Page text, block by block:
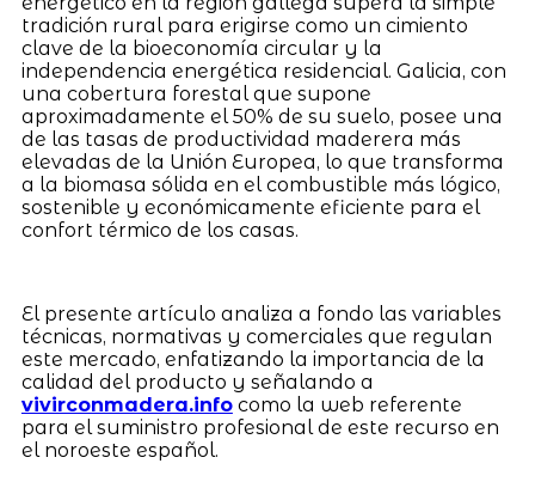
tradición rural para erigirse como un cimiento
clave de la bioeconomía circular y la
independencia energética residencial. Galicia, con
una cobertura forestal que supone
aproximadamente el 50% de su suelo, posee una
de las tasas de productividad maderera más
elevadas de la Unión Europea, lo que transforma
a la biomasa sólida en el combustible más lógico,
sostenible y económicamente eficiente para el
confort térmico de los casas.
El presente artículo analiza a fondo las variables
técnicas, normativas y comerciales que regulan
este mercado, enfatizando la importancia de la
calidad del producto y señalando a
vivirconmadera.infocomo la web referente
para el suministro profesional de este recurso en
el noroeste español.